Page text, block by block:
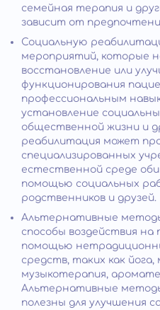
семейная терапия и
зависит от
Социальную
мероприятий, которые
восстановление или
функционирования
профессиональным
установление
общественной жизни и
реабилитация может
специализированных
естественной среде
помощью социальных
родственников и друзей.
Альтернативные
способы воздействия на
помощью
средств, таких как
музыкотерапия,
Альтернативные
полезны для улучшения